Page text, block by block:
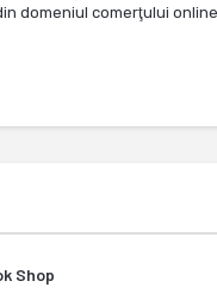
domeniul comerţului
Shop